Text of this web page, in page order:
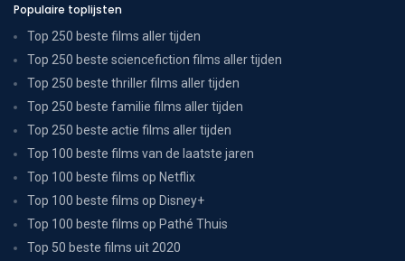
Populaire toplijsten
Top 250 beste films aller tijden
Top 250 beste sciencefiction films aller tijden
Top 250 beste thriller films aller tijden
Top 250 beste familie films aller tijden
Top 250 beste actie films aller tijden
Top 100 beste films van de laatste jaren
Top 100 beste films op Netflix
Top 100 beste films op Disney+
Top 100 beste films op Pathé Thuis
Top 50 beste films uit 2020